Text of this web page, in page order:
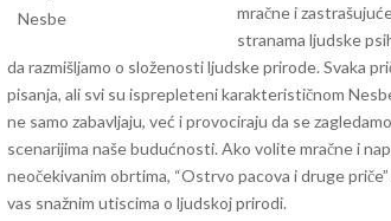
mračne i
stranama ljudske
da razmišljamo o složenosti ljudske prirode. Svaka
pisanja, ali svi su isprepleteni karakterističnom
ne samo zabavljaju, već i provociraju da se
scenarijima naše budućnosti. Ako volite mračne i
neočekivanim obrtima, “Ostrvo pacova i druge
vas snažnim utiscima o ljudskoj prirodi.